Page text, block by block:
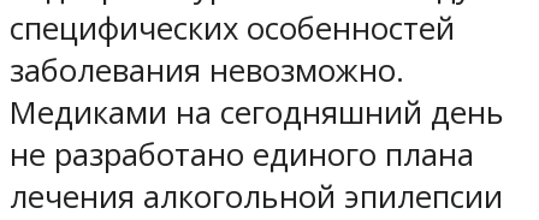
специфических особенностей
заболевания невозможно.
Медиками на сегодняшний день
не разработано единого плана
лечения алкогольной эпилепсии